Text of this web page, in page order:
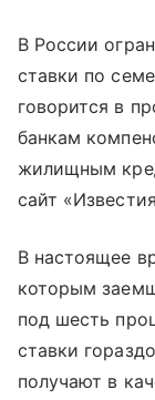
В России
ставки по
говорится в
банкам
жилищным
сайт
В настоящее
которым
под шесть
ставки
получают в